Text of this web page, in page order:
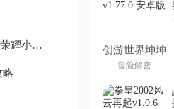
王者荣耀小马集市可兑换传说皮肤有哪些 王者荣耀小马市集玩法攻略
略
创游世界坤坤
突围小游戏
冒险解密